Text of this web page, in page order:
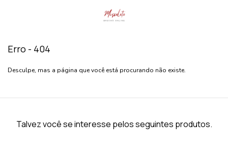
Erro - 404
Desculpe, mas a página que você está procurando não existe.
Talvez você se interesse pelos seguintes produtos.